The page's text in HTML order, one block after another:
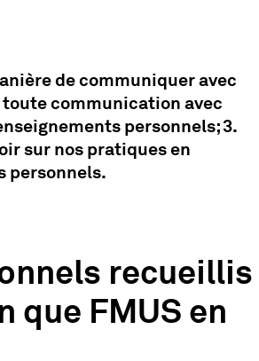
de communiquer avec
toute communication avec
personnels; 3.
sur nos pratiques en
personnels.
recueillis
que FMUS en